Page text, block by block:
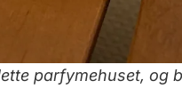
parfymehuset, og